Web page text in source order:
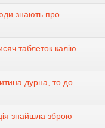
знають про
таблеток калію
дурна, то до
знайшла зброю